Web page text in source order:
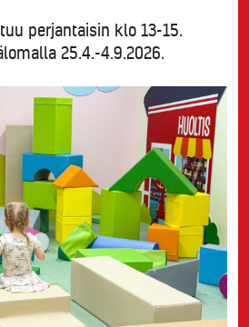
perjantaisin klo 13-15.
25.4.-4.9.2026.